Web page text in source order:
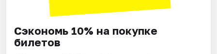
Сэкономь 10% на покупке
билетов